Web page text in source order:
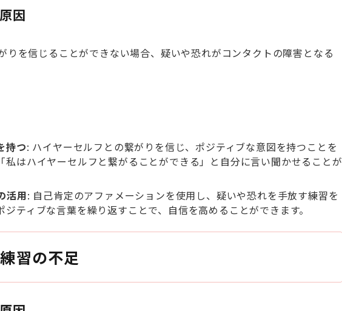
因
りを信じることができない場合、疑いや恐れがコンタクトの障害となる
持つ: ハイヤーセルフとの繋がりを信じ、ポジティブな意図を持つことを
私はハイヤーセルフと繋がることができる」と自分に言い聞かせることが
活用: 自己肯定のアファメーションを使用し、疑いや恐れを手放す練習を
ジティブな言葉を繰り返すことで、自信を高めることができます。
習の不足